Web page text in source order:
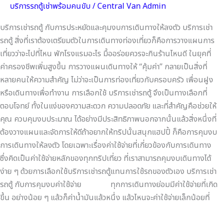
บริการรถตู้เช่าพร้อมคนขับ/Central Van Admin
บริการเช่ารถตู้ กับการประหยัดและคุมงบการเดินทางให้ลงตัว บริการเช่า
รถตู้ สิ่งที่เราต้องเตรียมตัวในการเดินทางท่องเที่ยวก็คือการวางแผนการ
เที่ยวว่าจะไปที่ไหน พักโรงแรมอะไร มื้ออร่อยควรจะกินร้านไหนดี ในยุคที่
ค่าครองชีพเพิ่มสูงขึ้น การวางแผนเดินทางให้ “คุ้มค่า” กลายเป็นสิ่งที่
หลายคนให้ความสำคัญ ไม่ว่าจะเป็นการท่องเที่ยวกับครอบครัว เพื่อนฝูง
หรือเดินทางเพื่อทำงาน การเลือกใช้ บริการเช่ารถตู้ จึงเป็นทางเลือกที่
ตอบโจทย์ ทั้งในแง่ของความสะดวก ความปลอดภัย และที่สำคัญคือช่วยให้
คุณ ควบคุมงบประมาณ ได้อย่างมีประสิทธิภาพนอกจากนั้นแล้วสิ่งหนึ่งที่
ต้องวางแผนและจัดการให้ดีถ้าอยากให้ทริปนั้นสนุกแฮปปี้ ก็คือการคุมงบ
การเดินทางให้ลงตัว โดยเฉพาะเรื่องค่าใช้จ่ายที่เกี่ยวข้องกับการเดินทาง
ซึ่งคิดเป็นค่าใช้จ่ายหลักของทุกทริปเที่ยว ที่เราสามารถคุมงบเดินทางได้
ง่าย ๆ ด้วยการเลือกใช้บริการเช่ารถตู้แทนการใช้รถของตัวเอง บริการเช่า
รถตู้ กับการคุมงบค่าใช้จ่าย ทุกการเดินทางย่อมมีค่าใช้จ่ายที่เกิด
ขึ้น อย่างน้อย ๆ แล้วก็ค่าน้ำมันแล้วหนึ่ง แล้วไหนจะค่าใช้จ่ายเล็กน้อยที่
และ
คุม
งบ
การ
เดิน
ทาง
ให้
ลงตัว